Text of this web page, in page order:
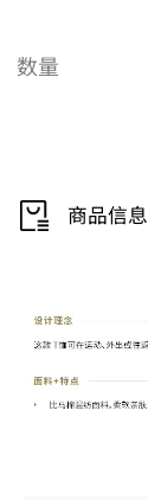
数量
商品信息